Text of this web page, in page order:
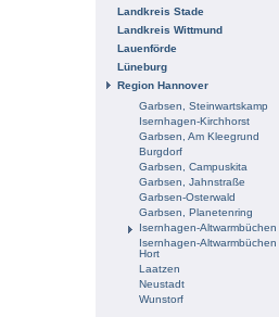
Landkreis Stade
Landkreis Wittmund
Lauenförde
Lüneburg
Region Hannover
Garbsen, Steinwartskamp
Isernhagen-Kirchhorst
Garbsen, Am Kleegrund
Burgdorf
Garbsen, Campuskita
Garbsen, Jahnstraße
Garbsen-Osterwald
Garbsen, Planetenring
Isernhagen-Altwarmbüchen
Isernhagen-Altwarmbüchen
Hort
Laatzen
Neustadt
Wunstorf